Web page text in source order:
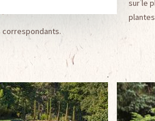
sur le
correspondants.